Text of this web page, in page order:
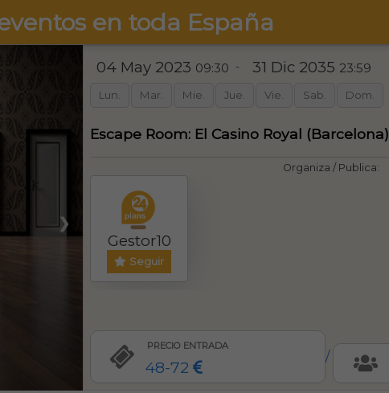
en toda España
❯
04 May 2023 09:30 - 31 Dic 2035 23:59
Lun. Mar. Mie. Jue. Vie. Sab. Dom.
Escape Room: El Casino Royal (Barcelona)
Organiza / Publica:
Gestor10
Seguir
PRECIO ENTRADA
48-72
/